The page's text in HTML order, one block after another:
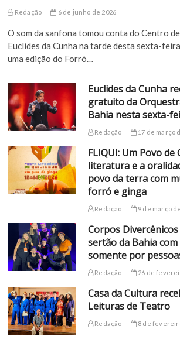
Redação 6 de junho de 2026
O som da sanfona tomou conta do Centro
Euclides da Cunha na tarde desta sexta-
uma edição do Forró…
Euclides da Cunha
gratuito da
Bahia nesta sexta-
Redação 17 de março
FLIQUI: Um Povo de
literatura e a
povo da terra com
forró e ginga
Redação 9 de março
Corpos
sertão da Bahia
somente por
Redação 26 de
Casa da Cultura
Leituras de Teatro
Redação 8 de